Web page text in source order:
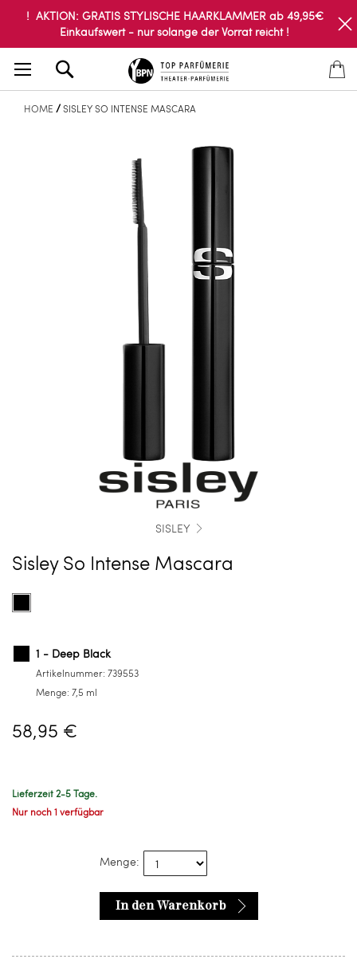
! AKTION: GRATIS STYLISCHE HAARKLAMMER ab 49,95€
Einkaufswert - nur solange der Vorrat reicht !
HOME SISLEY SO INTENSE MASCARA
SISLEY
Sisley So Intense Mascara
auswählen
options
1
-
Deep
Black
1 - Deep Black
Artikelnummer: 739553
Menge: 7,5 ml
58,95 €
Lieferzeit 2-5 Tage.
Nur noch 1 verfügbar
Menge:
In den Warenkorb